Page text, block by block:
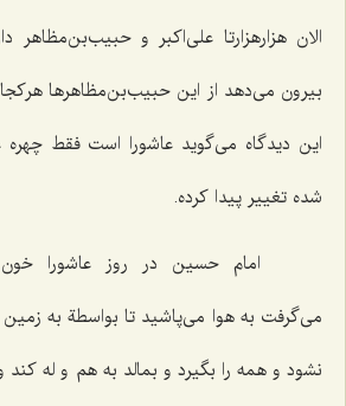
الان هزارهزارتا علی‌اكبر و حبیب‌بن‌مظاهر
بیرون می‌دهد از این حبیب‌بن‌مظاهرها
این دیدگاه می‌گوید عاشورا است فقط
شده تغییر پیدا كرده.
امام حسین در روز عاشورا
می‌گرفت به هوا می‌پاشید تا بواسطة به
نشود و همه را بگیرد و بمالد به هم و له كند